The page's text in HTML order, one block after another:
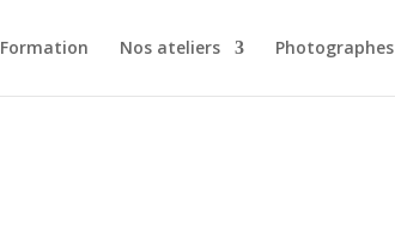
Formation Nos ateliers Photographes